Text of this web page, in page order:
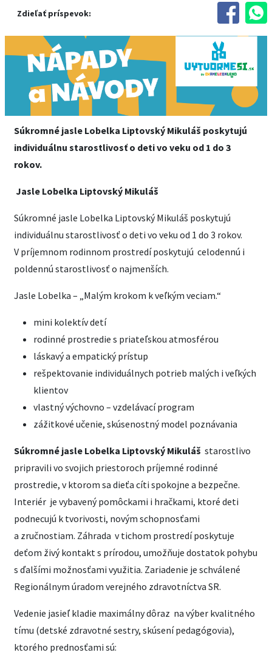
Zdieľať príspevok:
Súkromné jasle Lobelka Liptovský Mikuláš poskytujú
individuálnu starostlivosť o deti vo veku od 1 do 3
rokov.
Jasle Lobelka Liptovský Mikuláš
Súkromné jasle Lobelka Liptovský Mikuláš poskytujú
individuálnu starostlivosť o deti vo veku od 1 do 3 rokov.
V príjemnom rodinnom prostredí poskytujú celodennú i
poldennú starostlivosť o najmenších.
Jasle Lobelka – „Malým krokom k veľkým veciam.“
mini kolektív detí
rodinné prostredie s priateľskou atmosférou
láskavý a empatický prístup
rešpektovanie individuálnych potrieb malých i veľkých
klientov
vlastný výchovno – vzdelávací program
zážitkové učenie, skúsenostný model poznávania
Súkromné jasle Lobelka Liptovský Mikuláš starostlivo
pripravili vo svojich priestoroch príjemné rodinné
prostredie, v ktorom sa dieťa cíti spokojne a bezpečne.
Interiér je vybavený pomôckami i hračkami, ktoré deti
podnecujú k tvorivosti, novým schopnosťami
a zručnostiam. Záhrada v tichom prostredí poskytuje
deťom živý kontakt s prírodou, umožňuje dostatok pohybu
s ďalšími možnosťami využitia. Zariadenie je schválené
Regionálnym úradom verejného zdravotníctva SR.
Vedenie jasieľ kladie maximálny dôraz na výber kvalitného
tímu (detské zdravotné sestry, skúsení pedagógovia),
ktorého prednosťami sú: